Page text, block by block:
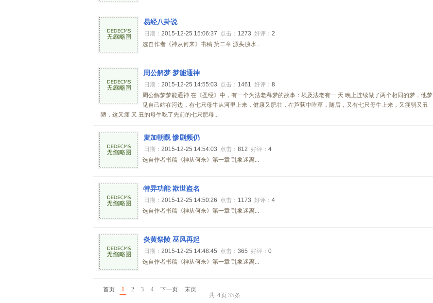
易经八卦说
日期： 2015-12-25 15:06:37 点击： 1273 好评： 2
选自作者《神从何来》书稿 第二章 源头浊水...
周公解梦 梦能通神
日期： 2015-12-25 14:55:03 点击： 1461 好评： 8
周公解梦梦能通神 在《圣经》中，有一个为法老释梦的故事：埃及法老有一 天 晚上连续做了两个相同的梦，他梦
见自己站在河边，有七只母牛从河里上来，健康又肥壮，在芦荻中吃草，随后，又有七只母牛上来，又瘦弱又丑
陋，这又瘦 又 丑的母牛吃了先前的七只肥母...
麦加朝觐 惨剧频仍
日期： 2015-12-25 14:54:03 点击： 812 好评： 4
选自作者书稿《神从何来》第一章 乱象迷离...
特异功能 欺世盗名
日期： 2015-12-25 14:50:26 点击： 1173 好评： 4
选自作者书稿《神从何来》第一章 乱象迷离...
炎黄祭陵 巫风再起
日期： 2015-12-25 14:48:45 点击： 365 好评： 0
选自作者书稿《神从何来》第一章 乱象迷离...
首页 1 2 3 4 下一页
末页
共 4页33条